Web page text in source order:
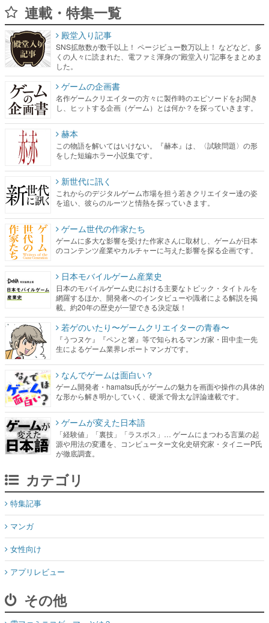
連載・特集一覧
殿堂入り記事
SNS拡散数が数千以上！ ページビュー数万以上！ などなど。多
くの人々に読まれた、電ファミ渾身の“殿堂入り”記事をまとめま
した。
ゲームの企画書
名作ゲームクリエイターの方々に製作時のエピソードをお聞き
し、ヒットする企画（ゲーム）とは何か？を探っていきます。
赫本
この物語を解いてはいけない。『赫本』は、〈試験問題〉の形
をした短編ホラー小説集です。
新世代に訊く
これからのデジタルゲーム市場を担う若きクリエイター達の姿
を追い、彼らのルーツと情熱を探っていきます。
ゲーム世代の作家たち
ゲームに多大な影響を受けた作家さんに取材し、ゲームが日本
のコンテンツ産業やカルチャーに与えた影響を探る企画です。
日本モバイルゲーム産業史
日本のモバイルゲーム史における主要なトピック・タイトルを
網羅するほか、開発者へのインタビューや識者による解説を掲
載。約20年の歴史が一望できる決定版！
若ゲのいたり〜ゲームクリエイターの青春〜
『うつヌケ』『ペンと箸』等で知られるマンガ家・田中圭一先
生によるゲーム業界レポートマンガです。
なんでゲームは面白い？
ゲーム開発者・hamatsu氏がゲームの魅力を画面や操作の具体的
な形から解き明かしていく、硬派で骨太な評論連載です。
ゲームが変えた日本語
「経験値」「裏技」「ラスボス」… ゲームにまつわる言葉の起
源や用法の変遷を、コンピューター文化史研究家・タイニーP氏
が徹底調査。
カテゴリ
特集記事
マンガ
女性向け
アプリレビュー
その他